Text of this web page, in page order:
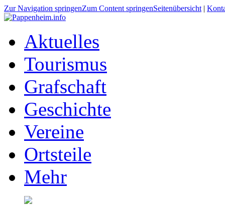
Zur Navigation springenZum Content springenSeitenübersicht |
Aktuelles
Tourismus
Grafschaft
Geschichte
Vereine
Ortsteile
Mehr